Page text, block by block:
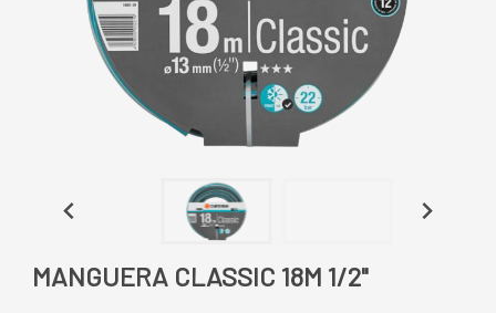
MANGUERA CLASSIC 18M 1/2"